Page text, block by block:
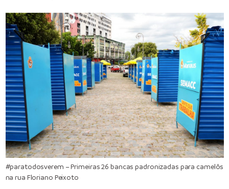
#paratodosverem – Primeiras 26 bancas padronizadas para camelôs
na rua Floriano Peixoto